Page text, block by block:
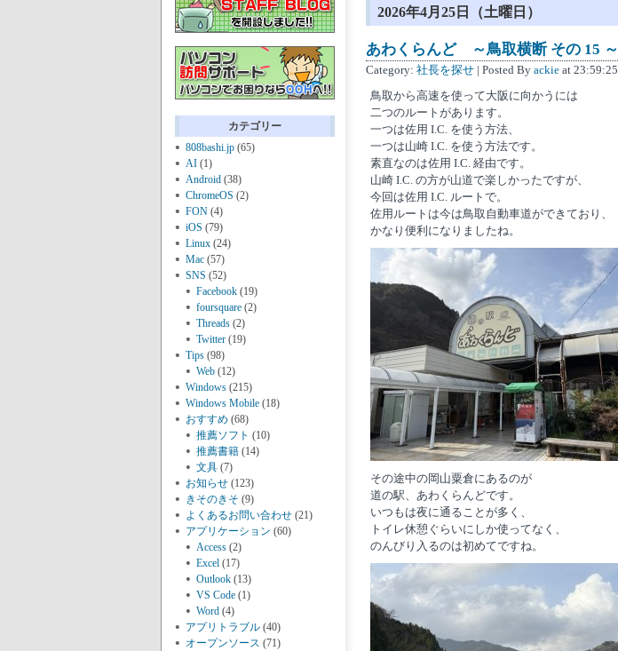
カテゴリー
808bashi.jp (65)
AI (1)
Android (38)
ChromeOS (2)
FON (4)
iOS (79)
Linux (24)
Mac (57)
SNS (52)
Facebook (19)
foursquare (2)
Threads (2)
Twitter (19)
Tips (98)
Web (12)
Windows (215)
Windows Mobile (18)
おすすめ (68)
推薦ソフト (10)
推薦書籍 (14)
文具 (7)
お知らせ (123)
きそのきそ (9)
よくあるお問い合わせ (21)
アプリケーション (60)
Access (2)
Excel (17)
Outlook (13)
VS Code (1)
Word (4)
アプリトラブル (40)
オープンソース (71)
2026年4月25日（土曜日）
あわくらんど ～鳥取横断 その 15 ～
Category: 社長を探せ | Posted By ackie at 23:59:25
鳥取から高速を使って大阪に向かうには
二つのルートがあります。
一つは佐用 I.C. を使う方法、
一つは山崎 I.C. を使う方法です。
素直なのは佐用 I.C. 経由です。
山崎 I.C. の方が山道で楽しかったですが、
今回は佐用 I.C. ルートで。
佐用ルートは今は鳥取自動車道ができており、
かなり便利になりましたね。
その途中の岡山粟倉にあるのが
道の駅、あわくらんどです。
いつもは夜に通ることが多く、
トイレ休憩ぐらいにしか使ってなく、
のんびり入るのは初めてですね。